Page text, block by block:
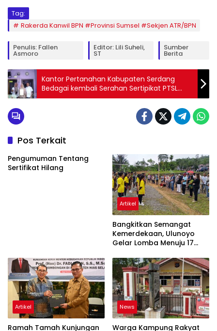
Tag:
Rakerda Kanwil BPN #Provinsi Sumsel #Sekjen ATR/BPN
Penulis: Fallen
Asmoro
Editor: Lili Suheli,
ST
Sumber
Berita
Kantor Pertanahan Kabupaten Serdang
Bedagai kembali Serahan Sertipikat PTSL
Tahun Anggaran 2025 Kepada Masyarakat
Desa Sei Nagalawan Dan Desa Bahsidua-
Pos Terkait
Pengumuman Tentang
Sertifikat Hilang
Artikel
Bangkitkan Semangat
Kemerdekaan, Ulunoyo
Gelar Lomba Menuju 17
Artikel
Ramah Tamah Kunjungan
News
Warga Kampung Rakyat